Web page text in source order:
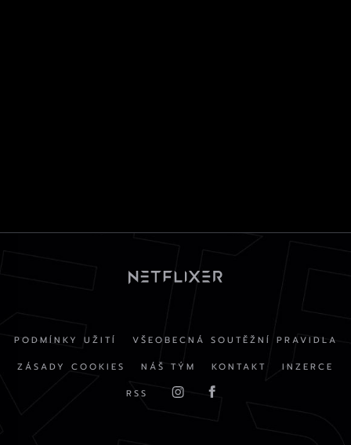
PODMÍNKY UŽITÍ
VŠEOBECNÁ SOUTĚŽNÍ PRAVIDLA
ZÁSADY COOKIES
NÁŠ TÝM KONTAKT
INZERCE
RSS